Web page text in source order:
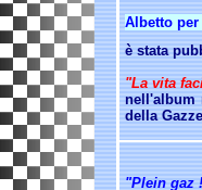
Albetto per
è stata
"La vita
nell'album
della
"Plein gaz